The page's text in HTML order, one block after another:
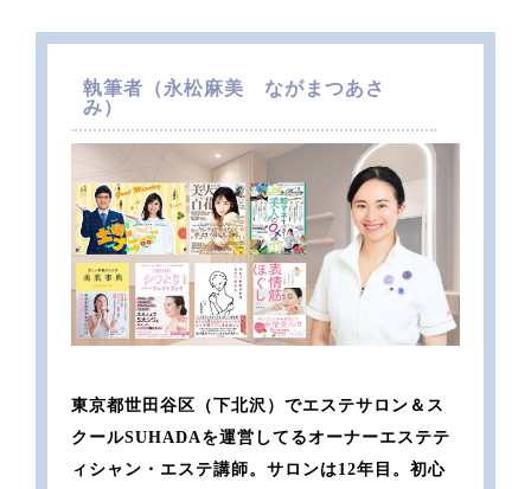
執筆者（永松麻美 ながまつあさ
み）
東京都世田谷区（下北沢）でエステサロン＆ス
クールSUHADAを運営してるオーナーエステテ
ィシャン・エステ講師。サロンは12年目。初心